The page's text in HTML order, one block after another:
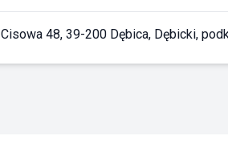
Cisowa 48, 39-200 Dębica, Dębicki,